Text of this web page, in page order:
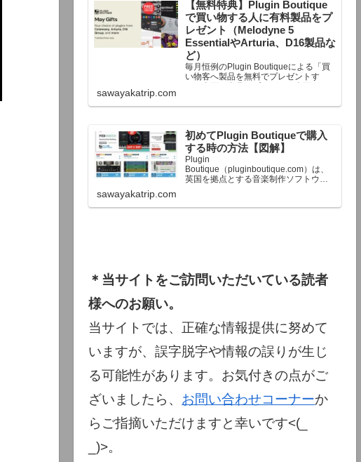
【無料特典】Plugin Boutique
で買い物する人に有料製品をプ
レゼント（Melodyne 5
EssentialやArturia、D16製品な
ど）
毎月恒例のPlugin Boutiqueによる「買
い物客へ製品を無料でプレゼントす
る」企画。今月もプレゼント企画が用
定額以上のお金を出して何かを購入す
終了予定日：日本時間：6/1（月…
sawayakatrip.com
初めてPlugin Boutiqueで購入
する時の方法【図解】
Plugin
Boutique（pluginboutique.com）は、
英国を拠点とする音楽制作ソフトウェ
で、世界中のミュージシャンに利用さ
sawayakatrip.com
＊当サイトをご訪問いただいている読者
様へのお願い。
当サイトでは、正確な情報提供に努めて
いますが、誤字脱字や情報の誤りが生じ
る可能性があります。お気付きの点がご
ざいましたら、 お問い合わせコーナーか
らご指摘いただけますと幸いです<(_
_)>。